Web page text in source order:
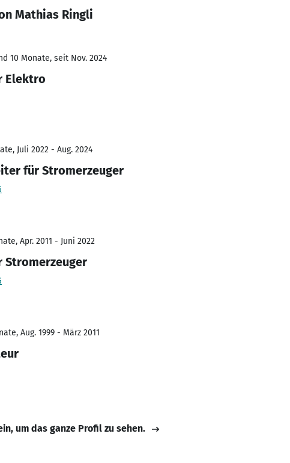
Mathias Ringli
10 Monate, seit Nov. 2024
Elektro
Juli 2022 - Aug. 2024
für Stromerzeuger
Apr. 2011 - Juni 2022
Aug. 1999 - März 2011
um das ganze Profil zu sehen.